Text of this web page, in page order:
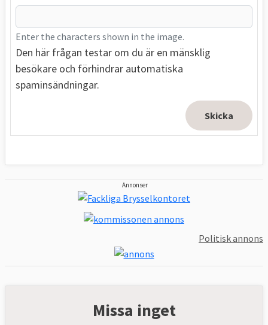
Enter the characters shown in the image.
Den här frågan testar om du är en mänsklig
besökare och förhindrar automatiska
spaminsändningar.
Annonser
Politisk annons
Missa inget